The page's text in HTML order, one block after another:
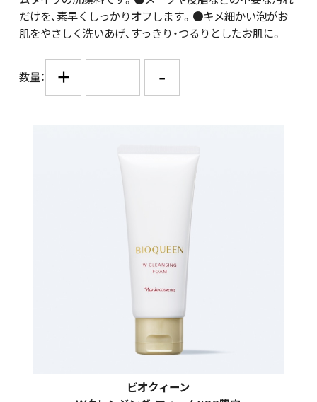
だけを、素早くしっかりオフします。●キメ細かい泡がお
肌をやさしく洗いあげ、すっきり・つるりとしたお肌に。
数量： + -
ビオクィーン